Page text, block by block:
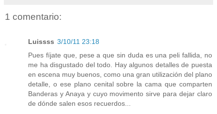
1 comentario:
Luissss 3/10/11 23:18
Pues fíjate que, pese a que sin duda es una peli fallida, no
me ha disgustado del todo. Hay algunos detalles de puesta
en escena muy buenos, como una gran utilización del plano
detalle, o ese plano cenital sobre la cama que comparten
Banderas y Anaya y cuyo movimento sirve para dejar claro
de dónde salen esos recuerdos...